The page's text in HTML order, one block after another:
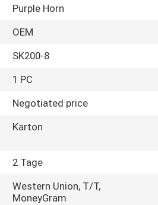
Purple Horn
OEM
SK200-8
1 PC
Negotiated price
Karton
2 Tage
Western Union, T/T,
MoneyGram